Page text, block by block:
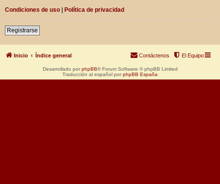
Condiciones de uso | Política de privacidad
Registrarse
Inicio Índice general El Equipo
Contáctenos
Desarrollado por phpBB® Forum Software © phpBB Limited
Traducción al español por phpBB España